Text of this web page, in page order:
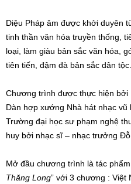
Diệu Pháp âm được khởi duyên
tinh thần văn hóa truyền thống,
loại, làm giàu bản sắc văn hóa,
tiên tiến, đậm đà bản sắc dân tộc.
Chương trình được thực hiện bởi
Dàn hợp xướng Nhà hát nhạc
Trường đại học sư phạm nghệ
huy bởi nhạc sĩ – nhạc trưởng
Mở đầu chương trình là tác phẩm
Thăng Long” với 3 chương : Việt